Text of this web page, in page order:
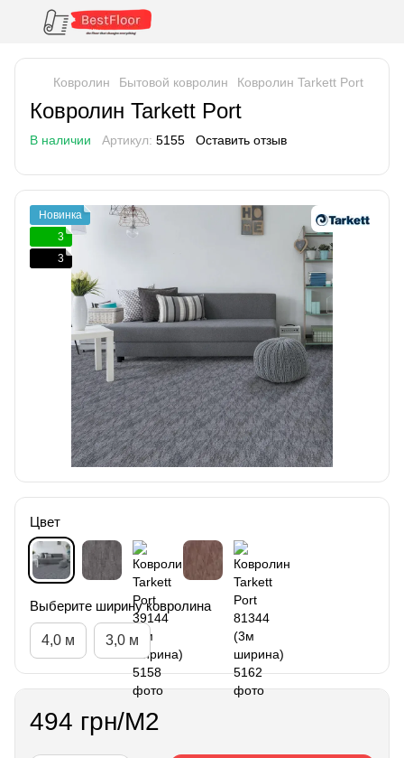
Ковролин Бытовой ковролин Ковролин Tarkett Port
Ковролин Tarkett Port
В наличии Артикул: 5155 Оставить отзыв
Новинка
3
3
Цвет
Выберите ширину ковролина
4,0 м 3,0 м
494 грн/М2